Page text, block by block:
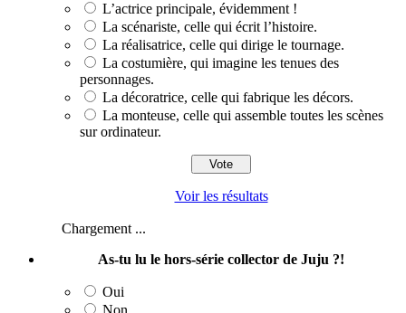
L’actrice principale, évidemment !
La scénariste, celle qui écrit l’histoire.
La réalisatrice, celle qui dirige le tournage.
La costumière, qui imagine les tenues des
personnages.
La décoratrice, celle qui fabrique les décors.
La monteuse, celle qui assemble toutes les scènes
sur ordinateur.
Voir les résultats
Chargement ...
As-tu lu le hors-série collector de Juju ?!
Oui